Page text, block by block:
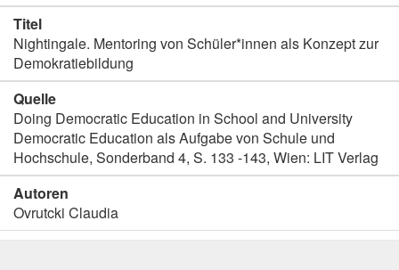
Titel
Nightingale. Mentoring von Schüler*innen als Konzept zur
Demokratiebildung
Quelle
Doing Democratic Education in School and University
Democratic Education als Aufgabe von Schule und
Hochschule, Sonderband 4, S. 133 -143, Wien: LIT Verlag
Autoren
Ovrutcki Claudia